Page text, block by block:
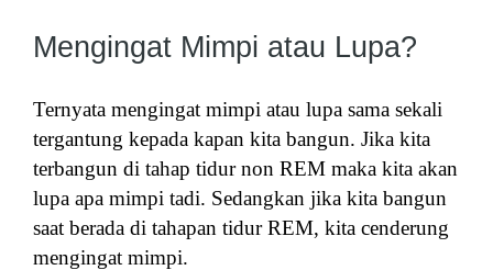
Mengingat Mimpi atau Lupa?
Ternyata mengingat mimpi atau lupa sama sekali
tergantung kepada kapan kita bangun. Jika kita
terbangun di tahap tidur non REM maka kita akan
lupa apa mimpi tadi. Sedangkan jika kita bangun
saat berada di tahapan tidur REM, kita cenderung
mengingat mimpi.